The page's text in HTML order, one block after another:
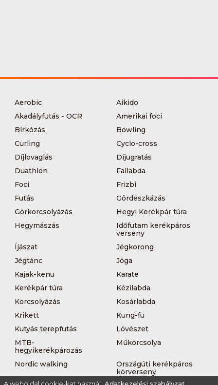
Aerobic
Aikido
Akadályfutás - OCR
Amerikai foci
Bírkózás
Bowling
Curling
Cyclo-cross
Díjlovaglás
Díjugratás
Duathlon
Fallabda
Foci
Frizbi
Futás
Gördeszkázás
Görkorcsolyázás
Hegyi Kerékpár túra
Hegymászás
Időfutam kerékpáros
verseny
Íjászat
Jégkorong
Jégtánc
Jóga
Kajak-kenu
Karate
Kerékpár túra
Kézilabda
Korcsolyázás
Kosárlabda
Krikett
Kung-fu
Kutyás terepfutás
Lövészet
MTB-
hegyikerékpározás
Műkorcsolya
Nordic walking
Országúti kerékpáros
körverseny